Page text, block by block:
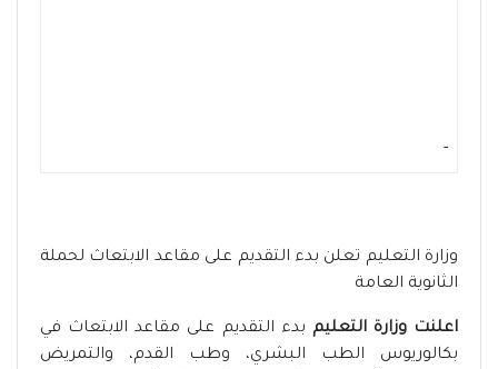
-
وزارة التعليم تعلن بدء التقديم على مقاعد الابتعاث لحملة
الثانوية العامة
اعلنت وزارة التعليم بدء التقديم على مقاعد الابتعاث في
بكالوريوس الطب البشري، وطب القدم، والتمريض